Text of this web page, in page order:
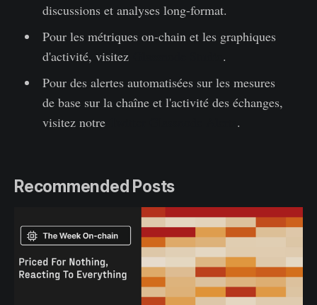
discussions et analyses long-format.
Pour les métriques on-chain et les graphiques
d'activité, visitez
.
Pour des alertes automatisées sur les mesures
de base sur la chaîne et l'activité des échanges,
visitez notre
.
Recommended Posts